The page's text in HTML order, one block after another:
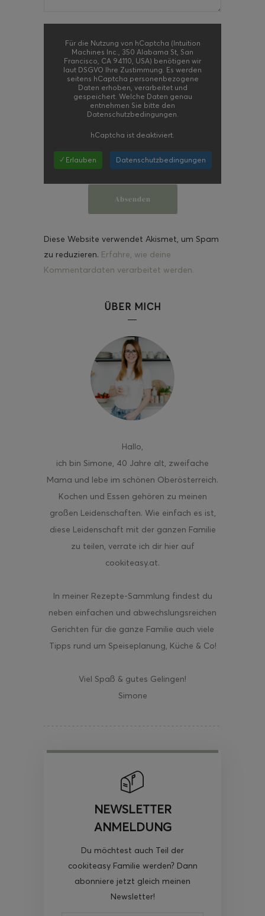
Für die Nutzung von hCaptcha (Intuition
Machines Inc., 350 Alabama St, San
Francisco, CA 94110, USA) benötigen wir
laut DSGVO Ihre Zustimmung. Es werden
seitens hCaptcha personenbezogene
Daten erhoben, verarbeitet und
gespeichert. Welche Daten genau
entnehmen Sie bitte den
Datenschutzbedingungen.
hCaptcha ist deaktiviert.
✓ Erlauben Datenschutzbedingungen
Diese Website verwendet Akismet, um Spam
zu reduzieren. Erfahre, wie deine
Kommentardaten verarbeitet werden.
ÜBER MICH
Hallo,
ich bin Simone, 40 Jahre alt, zweifache
Mama und lebe im schönen Oberösterreich.
Kochen und Essen gehören zu meinen
großen Leidenschaften. Wie einfach es ist,
diese Leidenschaft mit der ganzen Familie
zu teilen, verrate ich dir hier auf
cookiteasy.at.
In meiner Rezepte-Sammlung findest du
neben einfachen und abwechslungsreichen
Gerichten für die ganze Familie auch viele
Tipps rund um Speiseplanung, Küche & Co!
Viel Spaß & gutes Gelingen!
Simone
NEWSLETTER
ANMELDUNG
Du möchtest auch Teil der
cookiteasy Familie werden? Dann
abonniere jetzt gleich meinen
Newsletter!